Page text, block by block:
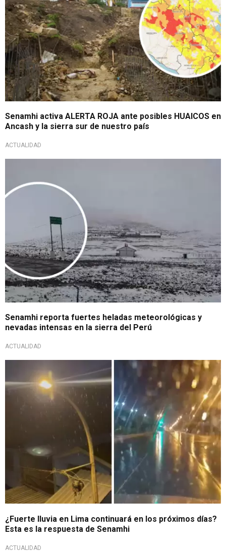
Senamhi activa ALERTA ROJA ante posibles HUAICOS en
Ancash y la sierra sur de nuestro país
ACTUALIDAD
Senamhi reporta fuertes heladas meteorológicas y
nevadas intensas en la sierra del Perú
ACTUALIDAD
¿Fuerte lluvia en Lima continuará en los próximos días?
Esta es la respuesta de Senamhi
ACTUALIDAD